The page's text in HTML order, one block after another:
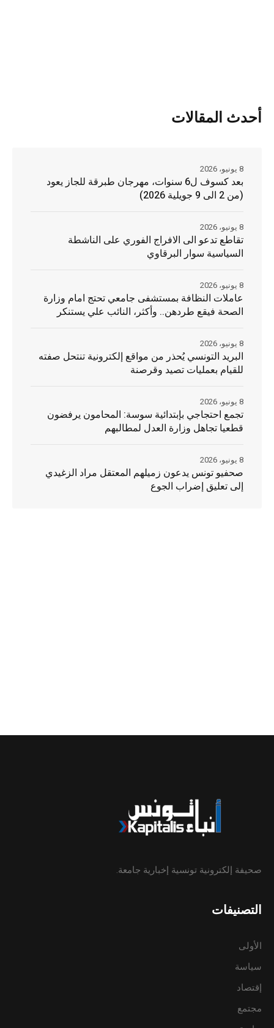
أحدث المقالات
بعد كسوف ل6 سنوات، مهرجان طبرقة للجاز يعود
(من 2 الى 9 جويلية 2026)
8 يونيو، 2026
تقاطع تدعو الى الافراج الفوري على الناشطة
السياسية سوار البرقاوي
8 يونيو، 2026
عاملات النظافة بمستشفى جامعي تحتج امام وزارة
الصحة فيقع طردهن.. وأكثر، النائب علي يستنكر
8 يونيو، 2026
البريد التونسي يُحذر من مواقع إلكترونية تنتحل صفته
للقيام بعمليات تصيد وقرصنة
8 يونيو، 2026
تجمع احتجاجي بإبتدائية سوسة: المحامون يرفضون
قطعيا تجاهل وزارة العدل لمطالبهم
8 يونيو، 2026
صحفيو تونس يدعون زميلهم المعتقل مراد الزغيدي
إلى تعليق إضراب الجوع
8 يونيو، 2026
صحيفة إلكترونية تونسية إخبارية جامعة.
التصنيفات
الأولى
سياسة
إقتصاد
مجتمع